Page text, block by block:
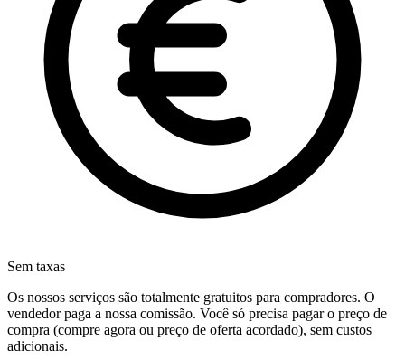
Sem taxas
Os nossos serviços são totalmente gratuitos para compradores. O
vendedor paga a nossa comissão. Você só precisa pagar o preço de
compra (compre agora ou preço de oferta acordado), sem custos
adicionais.